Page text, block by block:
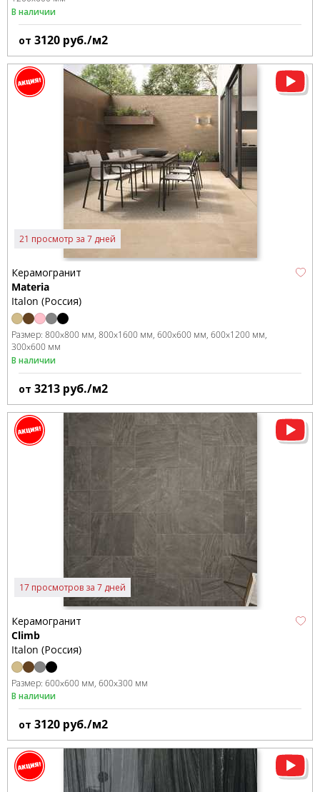
В наличии
от 3120 руб./м2
21 просмотр за 7 дней
Керамогранит
Materia
Italon (Россия)
Размер: 800x800 мм 800x1600 мм 600x600 мм 600x1200 мм
300x600 мм
В наличии
от 3213 руб./м2
17 просмотров за 7 дней
Керамогранит
Climb
Italon (Россия)
Размер: 600x600 мм 600x300 мм
В наличии
от 3120 руб./м2